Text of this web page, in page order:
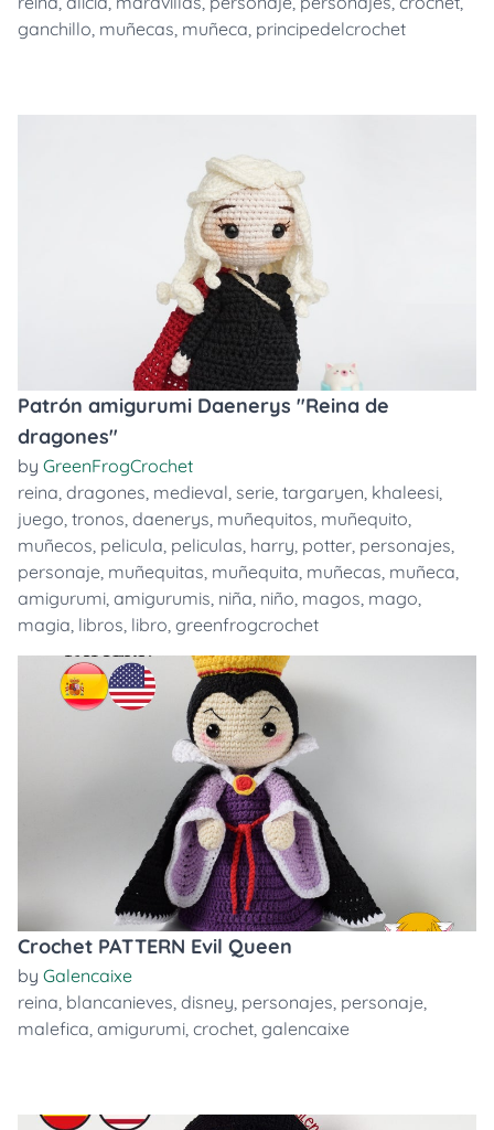
ganchillo, muñecas, muñeca, principedelcrochet
Patrón amigurumi Daenerys "Reina de
dragones"
by GreenFrogCrochet
reina, dragones, medieval, serie, targaryen, khaleesi,
juego, tronos, daenerys, muñequitos, muñequito,
muñecos, pelicula, peliculas, harry, potter, personajes,
personaje, muñequitas, muñequita, muñecas, muñeca,
amigurumi, amigurumis, niña, niño, magos, mago,
magia, libros, libro, greenfrogcrochet
Crochet PATTERN Evil Queen
by Galencaixe
reina, blancanieves, disney, personajes, personaje,
malefica, amigurumi, crochet, galencaixe